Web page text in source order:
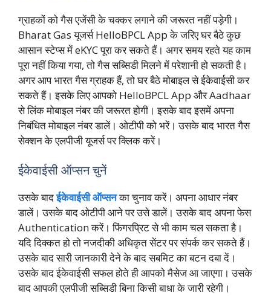
ग्राहकों को गैस एजेंसी के चक्कर लगाने की जरूरत नहीं पड़ेगी।
Bharat Gas यूजर्स HelloBPCL App के जरिए घर बैठे कुछ
आसान स्टेप्स में eKYC पूरा कर सकते हैं। अगर समय रहते यह काम
पूरा नहीं किया गया, तो गैस सब्सिडी मिलने में परेशानी हो सकती है।
अगर आप भारत गैस ग्राहक हैं, तो घर बैठे मोबाइल से ईकेवाईसी कर
सकते हैं। इसके लिए आपको HelloBPCL App और Aadhaar
से लिंक मोबाइल नंबर की जरूरत होगी। इसके बाद इसमें अपना
निबंधित मोबाइल नंबर डालें। ओटीपी को भरें। उसके बाद भारत गैस
सेक्शन के एलपीजी यूजर्स पर क्लिक करें।
ईकेवाईसी ऑप्सन चुनें
उसके बादईकेवाईसी ऑप्सनका चुनाव करें। अपना आधार नंबर
डालें। उसके बाद ओटीपी आने पर उसे डालें। उसके बाद अपना फेस
Authentication करें। फिंगरप्रिट से भी काम चल सकता है।
यदि दिक्कत हो तो नजदीकी अधिकृत सेंटर पर संपर्क कर सकते हैं।
उसके बाद सारी जानकारी देने के बाद सबमिट का बटन दबा दें।
उसके बाद ईकेवाईसी सफल होते ही आपको मैसेज आ जाएगा। उसके
बाद आपकी एलपीजी सब्सिडी बिना किसी बाधा के जारी रहेगी।